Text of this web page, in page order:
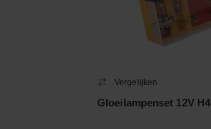
Vergelijken
Gloeilampenset 12V H4